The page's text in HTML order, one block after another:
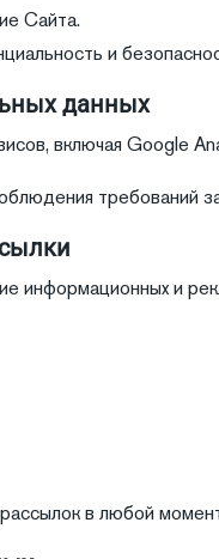
Сайта.
и
данных
включая Google
требований
информационных и
в любой